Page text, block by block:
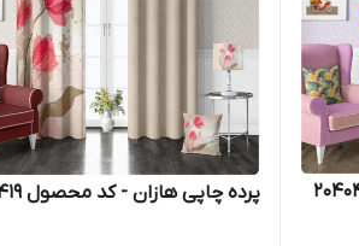
پرده چاپی هازان - کد محصول 20419